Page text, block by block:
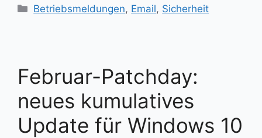
Kategorien
Betriebsmeldungen, Email, Sicherheit
Februar-Patchday:
neues kumulatives
Update für Windows 10